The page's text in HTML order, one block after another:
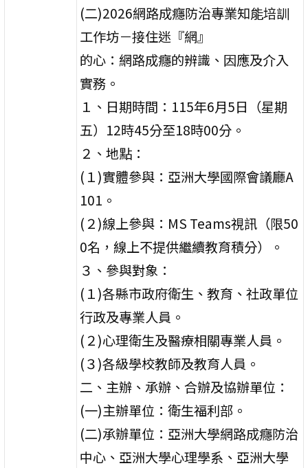
(二)2026網路成癮防治專業知能培訓
工作坊－接住迷『網』
的心：網路成癮的辨識、因應及介入
實務。
１、日期時間：115年6月5日（星期
五）12時45分至18時00分。
２、地點：
(１)實體參與：亞洲大學國際會議廳A
101。
(２)線上參與：MS Teams視訊（限50
0名，線上不提供繼續教育積分）。
３、參與對象：
(１)各縣市政府衛生、教育、社政單位
行政及專業人員。
(２)心理衛生及醫療相關專業人員。
(３)各級學校教師及教育人員。
二、主辦、承辦、合辦及協辦單位：
(一)主辦單位：衛生福利部。
(二)承辦單位：亞洲大學網路成癮防治
中心、亞洲大學心理學系、亞洲大學